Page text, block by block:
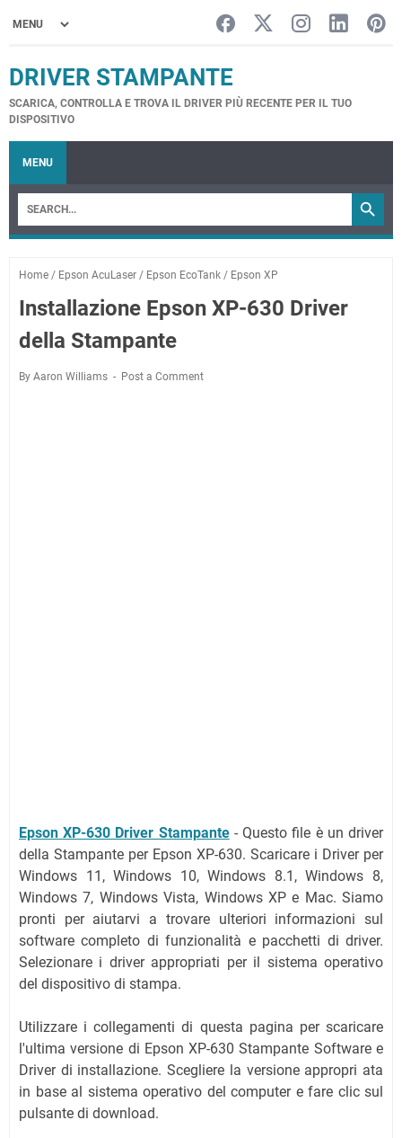
DRIVER STAMPANTE
SCARICA, CONTROLLA E TROVA IL DRIVER PIÙ RECENTE PER IL TUO
DISPOSITIVO
MENU
Home / Epson AcuLaser / Epson EcoTank / Epson XP
Installazione Epson XP-630 Driver
della Stampante
By Aaron Williams Post a Comment
Epson XP-630 Driver Stampante- Questo file è un driver
della Stampante per Epson XP-630. Scaricare i Driver per
Windows 11, Windows 10, Windows 8.1, Windows 8,
Windows 7, Windows Vista, Windows XP e Mac. Siamo
pronti per aiutarvi a trovare ulteriori informazioni sul
software completo di funzionalità e pacchetti di driver.
Selezionare i driver appropriati per il sistema operativo
del dispositivo di stampa.
Utilizzare i collegamenti di questa pagina per scaricare
l'ultima versione di Epson XP-630 Stampante Software e
Driver di installazione. Scegliere la versione appropri ata
in base al sistema operativo del computer e fare clic sul
pulsante di download.